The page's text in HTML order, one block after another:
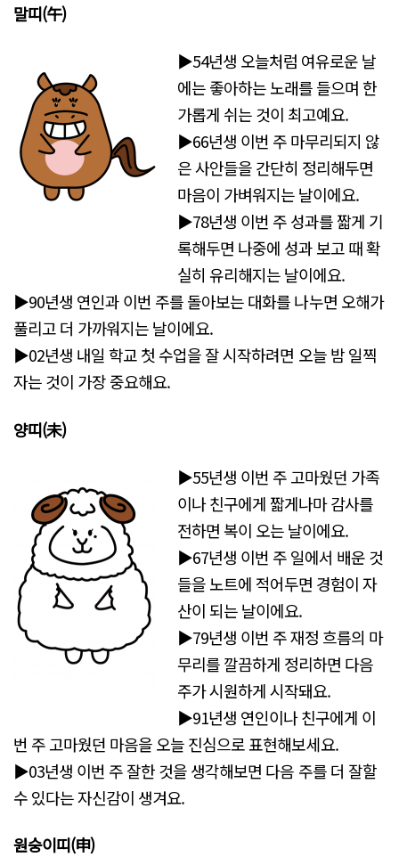
말띠(午)
▶54년생 오늘처럼 여유로운 날
에는 좋아하는 노래를 들으며 한
가롭게 쉬는 것이 최고예요.
▶66년생 이번 주 마무리되지 않
은 사안들을 간단히 정리해두면
마음이 가벼워지는 날이에요.
▶78년생 이번 주 성과를 짧게 기
록해두면 나중에 성과 보고 때 확
실히 유리해지는 날이에요.
▶90년생 연인과 이번 주를 돌아보는 대화를 나누면 오해가
풀리고 더 가까워지는 날이에요.
▶02년생 내일 학교 첫 수업을 잘 시작하려면 오늘 밤 일찍
자는 것이 가장 중요해요.
양띠(未)
▶55년생 이번 주 고마웠던 가족
이나 친구에게 짧게나마 감사를
전하면 복이 오는 날이에요.
▶67년생 이번 주 일에서 배운 것
들을 노트에 적어두면 경험이 자
산이 되는 날이에요.
▶79년생 이번 주 재정 흐름의 마
무리를 깔끔하게 정리하면 다음
주가 시원하게 시작돼요.
▶91년생 연인이나 친구에게 이
번 주 고마웠던 마음을 오늘 진심으로 표현해보세요.
▶03년생 이번 주 잘한 것을 생각해보면 다음 주를 더 잘할
수 있다는 자신감이 생겨요.
원숭이띠(申)